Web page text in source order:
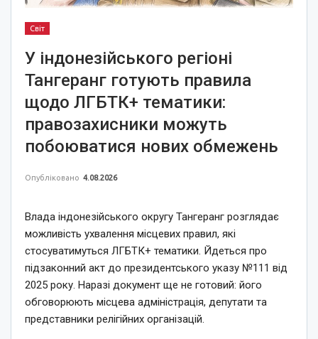
Світ
У індонезійського регіоні
Тангеранг готують правила
щодо ЛГБТК+ тематики:
правозахисники можуть
побоюватися нових обмежень
Опубліковано 4.08.2026
Влада індонезійського округу Тангеранг розглядає
можливість ухвалення місцевих правил, які
стосуватимуться ЛГБТК+ тематики. Йдеться про
підзаконний акт до президентського указу №111 від
2025 року. Наразі документ ще не готовий: його
обговорюють місцева адміністрація, депутати та
представники релігійних організацій.